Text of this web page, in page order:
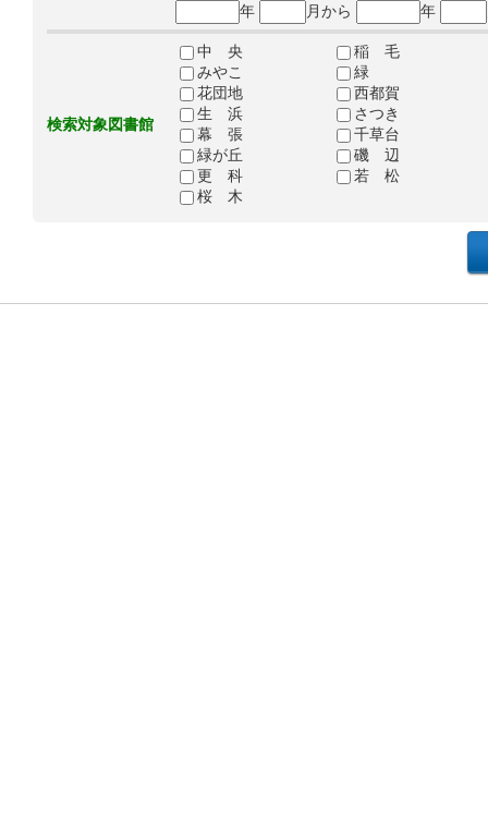
年
月から 年
検索対象図書館
中 央
稲 毛
みやこ
緑
花団地
西都賀
生 浜
さつき
幕 張
千草台
緑が丘
磯 辺
更 科
若 松
桜 木